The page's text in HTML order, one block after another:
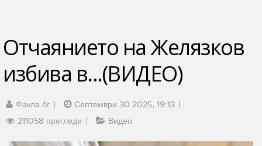
Отчаянието на Желязков
избива в...(ВИДЕО)
Факла.бг
Септември 30 2025, 19:13
211058 прегледи
Видео